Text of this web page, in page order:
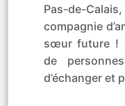
Pas-de-
compagnie
sœur future !
de
d’échanger et